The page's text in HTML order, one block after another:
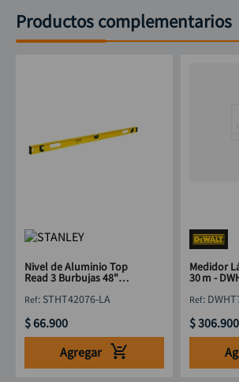
Productos complementarios
Nivel de Aluminio Top
Read 3 Burbujas 48"
1220mm
: STHT42076-LA
$66.900
Agregar
Medidor
30 m -
:
$306.900